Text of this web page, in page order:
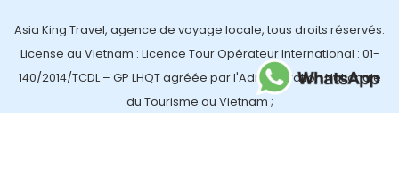
Asia King Travel, agence de voyage locale, tous droits réservés.
License au Vietnam : Licence Tour Opérateur International : 01-
140/2014/TCDL – GP LHQT agréée par l'Administration Nationale
du Tourisme au Vietnam ;